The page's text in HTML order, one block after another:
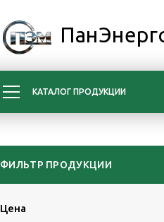
КАТАЛОГ ПРОДУКЦИИ
ФИЛЬТР ПРОДУКЦИИ
Цена